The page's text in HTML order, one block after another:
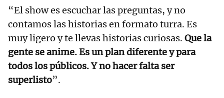
“El show es escuchar las preguntas, y no
contamos las historias en formato turra. Es
muy ligero y te llevas historias curiosas. Que la
gente se anime. Es un plan diferente y para
todos los públicos. Y no hacer falta ser
superlisto”.